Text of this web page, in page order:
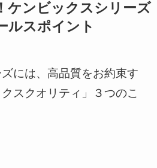
ケンビックスシリーズ
ルスポイント
には、高品質をお約束す
スクオリティ」３つのこ